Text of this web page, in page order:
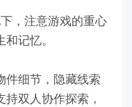
，注意游戏的重心
记忆。
件细节，隐藏线索
双人协作探索，